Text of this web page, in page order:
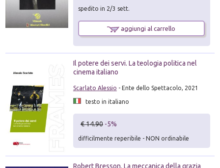
spedito in 2/3 sett.
aggiungi al carrello
Il potere dei servi. La teologia politica nel
cinema italiano
Scarlato Alessio - Ente dello Spettacolo, 2021
testo in italiano
€ 14.90 -5%
difficilmente reperibile - NON ordinabile
Robert Bresson. La meccanica della grazia